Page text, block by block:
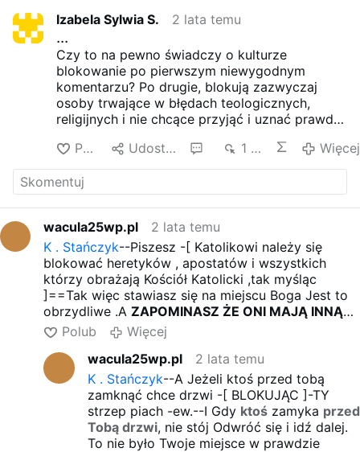
Izabela Sylwia S. 2 lata temu
...
Czy to na pewno świadczy o kulturze
blokowanie po pierwszym niewygodnym
komentarzu? Po drugie, blokują zazwyczaj
osoby trwające w błędach teologicznych,
religijnych i nie chcące przyjąć i uznać prawdy.
czy skrytykuje postępowanie np. Franciszka to
według nich jest to złe i trzeba temu zaradzić
przez zablokowanie. Takie osoby powinny
przemyśleć na poważnie, co robią i modlić się
szansa na zaprzestanie nieuzasadnionych
blokowań innych użytkowników.
Polub Udostępnij 1 tys. Więcej
wacula25wp.pl
2 lata temu
K . Stańczyk--Piszesz -[ Katolikowi należy się
blokować heretyków , apostatów i wszystkich
którzy obrażają Kościół Katolicki ,tak myśląc
]==Tak więc stawiasz się na miejscu Boga Jest to
obrzydliwe .AZAPOMINASZ ŻE ONI MAJĄ INNĄ
DROGĘ NIŻ TY DO BOGA
zablokować tą osobę która zatrzasnęła drzwi
przed tobą PIERWSZA
Polub
Więcej
wacula25wp.pl
2 lata temu
K . Stańczyk--A Jeżeli ktoś przed tobą
zamknąć chce drzwi -[ BLOKUJĄC ]-TY
strzep piach -ew.--I Gdy ktośzamyka przed
Tobą drzwi, nie stój Odwróć się i idź dalej.
To nie było Twoje miejsce w prawdzie